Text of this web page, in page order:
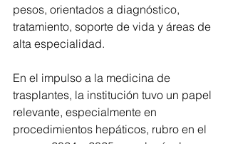
pesos, orientados a diagnóstico,
tratamiento, soporte de vida y áreas de
alta especialidad.
En el impulso a la medicina de
trasplantes, la institución tuvo un papel
relevante, especialmente en
procedimientos hepáticos, rubro en el